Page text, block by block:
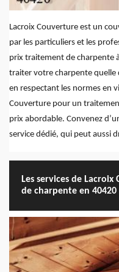
Lacroix Couverture est un
par les particuliers et les
prix traitement de charpente
traiter votre charpente
en respectant les normes en
Couverture pour un
prix abordable. Convenez
service dédié, qui peut aussi
Les services de
de charpente en 40420